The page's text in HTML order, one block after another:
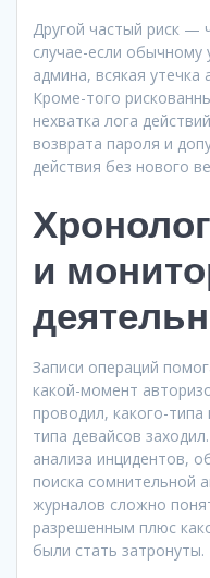
Другой частый риск —
случае-если обычному
админа, всякая утечка
Кроме-того
нехватка лога
возврата пароля и
действия без нового
и
Записи операций
какой-момент
проводил, какого-
типа девайсов
анализа инцидентов,
поиска сомнительной
журналов сложно
разрешенным плюс
были стать затронуты.